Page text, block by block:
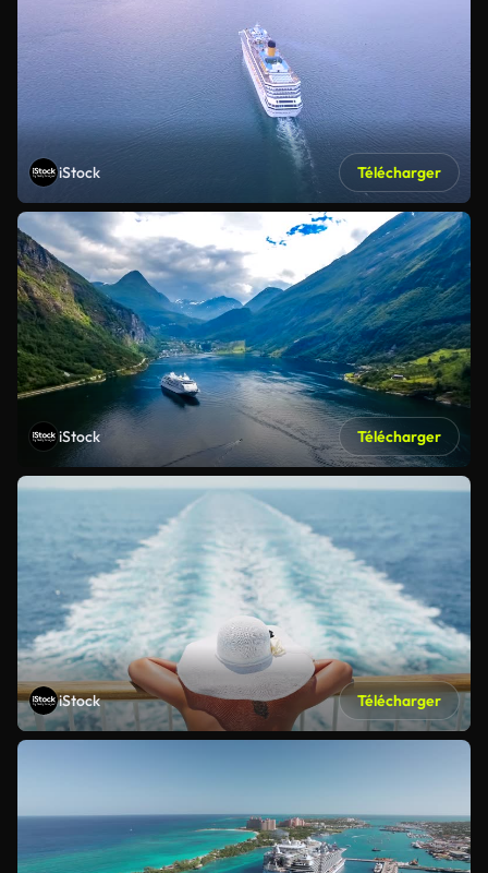
iStock Télécharger
iStock Télécharger
iStock Télécharger